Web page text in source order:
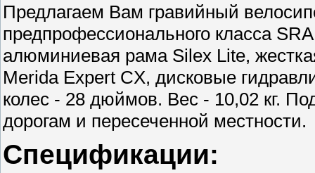
Предлагаем Вам гравийный
предпрофессионального класса
алюминиевая рама Silex Lite,
Merida Expert CX, дисковые
колес - 28 дюймов. Вес - 10,02 кг.
дорогам и пересеченной местности.
Спецификации: